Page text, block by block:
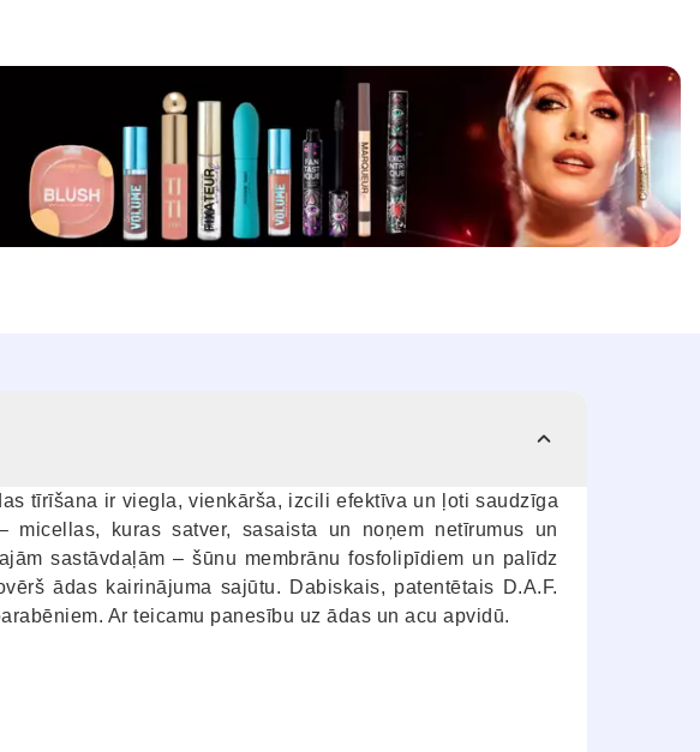
tīrīšana ir viegla, vienkārša, izcili efektīva un ļoti saudzīga
kuras satver, sasaista un noņem netīrumus un
sastāvdaļām – šūnu membrānu fosfolipīdiem un palīdz
ādas kairinājuma sajūtu. Dabiskais, patentētais D.A.F.
Ar teicamu panesību uz ādas un acu apvidū.